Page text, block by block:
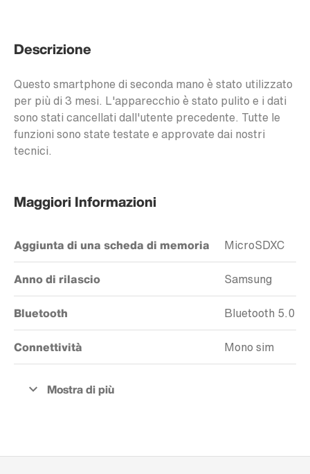
Descrizione
Questo smartphone di seconda mano è stato utilizzato
per più di 3 mesi. L'apparecchio è stato pulito e i dati
sono stati cancellati dall'utente precedente. Tutte le
funzioni sono state testate e approvate dai nostri
tecnici.
Maggiori Informazioni
Aggiunta di una scheda di memoria MicroSDXC
Anno di rilascio Samsung
Bluetooth Bluetooth 5.0
Connettività Mono sim